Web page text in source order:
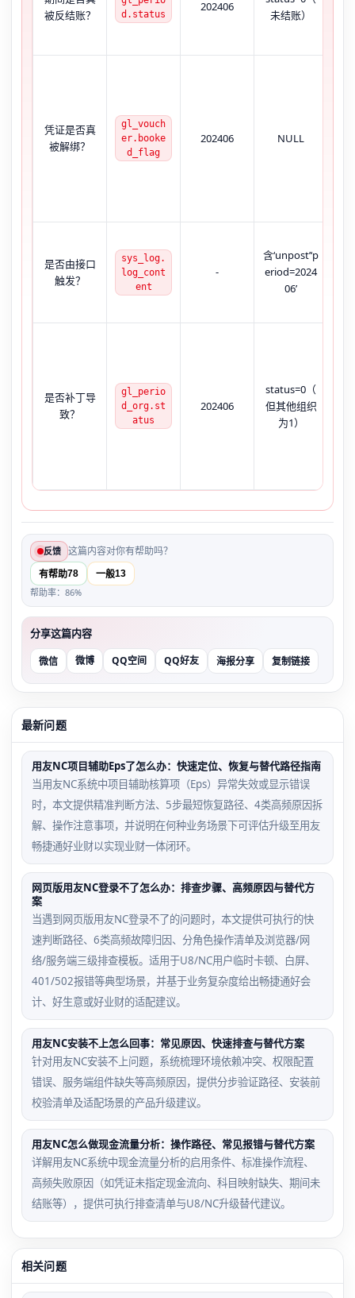
被反结账？
d.status
202406
未结账）
凭证是否真
被解绑？
gl_vouch
er.booke
d_flag
202406 NULL
是否由接口
触发？
sys_log.
log_cont
ent
-
含‘unpost’‘p
eriod=2024
06’
是否补丁导
致？
gl_perio
d_org.st
atus
202406
status=0（
但其他组织
为1）
反馈 这篇内容对你有帮助吗？
有帮助78 一般13
帮助率：86%
分享这篇内容
微信 微博 QQ空间 QQ好友 海报分享 复制链接
最新问题
用友NC项目辅助Eps了怎么办：快速定位、恢复与替代路径指南
当用友NC系统中项目辅助核算项（Eps）异常失效或显示错误
时，本文提供精准判断方法、5步最短恢复路径、4类高频原因拆
解、操作注意事项，并说明在何种业务场景下可评估升级至用友
畅捷通好业财以实现业财一体闭环。
网页版用友NC登录不了怎么办：排查步骤、高频原因与替代方
案
当遇到网页版用友NC登录不了的问题时，本文提供可执行的快
速判断路径、6类高频故障归因、分角色操作清单及浏览器/网
络/服务端三级排查模板。适用于U8/NC用户临时卡顿、白屏、
401/502报错等典型场景，并基于业务复杂度给出畅捷通好会
计、好生意或好业财的适配建议。
用友NC安装不上怎么回事：常见原因、快速排查与替代方案
针对用友NC安装不上问题，系统梳理环境依赖冲突、权限配置
错误、服务端组件缺失等高频原因，提供分步验证路径、安装前
校验清单及适配场景的产品升级建议。
用友NC怎么做现金流量分析：操作路径、常见报错与替代方案
详解用友NC系统中现金流量分析的启用条件、标准操作流程、
高频失败原因（如凭证未指定现金流向、科目映射缺失、期间未
结账等），提供可执行排查清单与U8/NC升级替代建议。
相关问题